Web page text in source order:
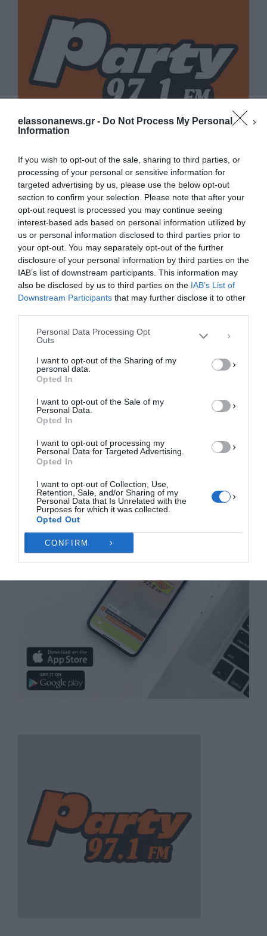
elassonanews.gr - Do Not Process My Personal
Information
If you wish to opt-out of the sale, sharing to third parties, or
processing of your personal or sensitive information for
targeted advertising by us, please use the below opt-out
section to confirm your selection. Please note that after your
opt-out request is processed you may continue seeing
interest-based ads based on personal information utilized by
us or personal information disclosed to third parties prior to
your opt-out. You may separately opt-out of the further
disclosure of your personal information by third parties on the
IAB’s list of downstream participants. This information may
also be disclosed by us to third parties on the IAB’s List of
Downstream Participants that may further disclose it to other
Personal Data Processing Opt
Outs
I want to opt-out of the Sharing of my
personal data.
Opted In
I want to opt-out of the Sale of my
Personal Data.
Opted In
I want to opt-out of processing my
Personal Data for Targeted Advertising.
Opted In
I want to opt-out of Collection, Use,
Retention, Sale, and/or Sharing of my
Personal Data that Is Unrelated with the
Purposes for which it was collected.
Opted Out
CONFIRM
Διαχείριση Συγκατάθεσης
Για να παρέχουμε την καλύτερη εμπειρία, χρησιμοποιούμε τεχνολογίες όπως
cookies για την αποθήκευση ή/και την πρόσβαση σε πληροφορίες συσκευών.
Η συγκατάθεση για τις εν λόγω τεχνολογίες θα μας επιτρέψει να
επεξεργαστούμε δεδομένα προσωπικού χαρακτήρα, όπως συμπεριφορά
συγκατάθεση ή η ανάκληση της συγκατάθεσης, μπορεί να επηρεάσει
αρνητικά ορισμένες λειτουργίες και δυνατότητες.
ΠΡΟΒΟΛΉ ΠΡΟΤΙΜΉΣΕΩΝ
Πολιτική Cookies